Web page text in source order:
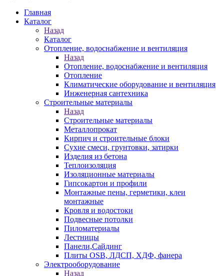
Главная
Каталог
Назад
Каталог
Отопление, водоснабжение и вентиляция
Назад
Отопление, водоснабжение и вентиляция
Отопление
Климатические оборудование и вентиляция
Инженерная сантехника
Строительные материалы
Назад
Строительные материалы
Металлопрокат
Кирпич и строительные блоки
Сухие смеси, грунтовки, затирки
Изделия из бетона
Теплоизоляция
Изоляционные материалы
Гипсокартон и профили
Монтажные пены, герметики, клеи
монтажные
Кровля и водостоки
Подвесные потолки
Пиломатериалы
Лестницы
Панели,Сайдинг
Плиты OSB, ЛДСП, ХДФ, фанера
Электрооборудование
Назад